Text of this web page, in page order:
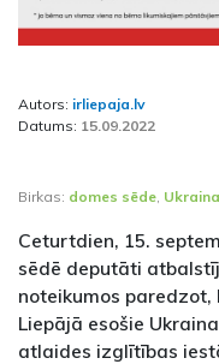
Autors: irliepaja.lv
Datums: 15.09.2022
Birkas: domes sēde Ukraina
Ceturtdien, 15.
sēdē deputāti
noteikumos
Liepājā esošie
atlaides izglītības